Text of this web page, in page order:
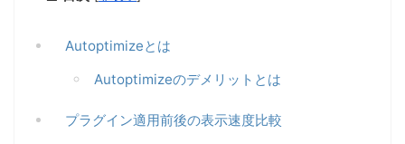
Autoptimizeとは
Autoptimizeのデメリットとは
プラグイン適用前後の表示速度比較